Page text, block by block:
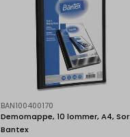
BAN100400170
Demomappe, 10 lommer, A4,
Bantex